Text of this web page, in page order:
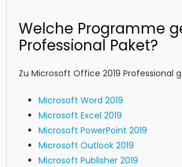
Welche Programme
Professional Paket?
Zu Microsoft Office 2019 Professional
Microsoft Word 2019
Microsoft Excel 2019
Microsoft PowerPoint 2019
Microsoft Outlook 2019
Microsoft Publisher 2019